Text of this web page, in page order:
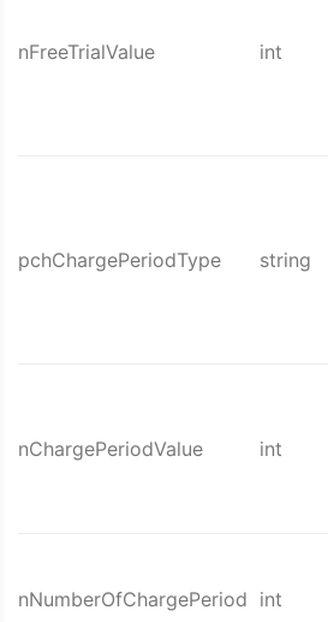
nFreeTrialValue int
pchChargePeriodType string
nChargePeriodValue int
nNumberOfChargePeriod int